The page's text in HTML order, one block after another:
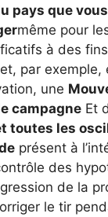
pays que
même pour
à des
par exemple,
une
campagne Et
toutes les
présent à
des
de la
le tir